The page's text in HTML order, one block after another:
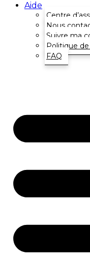
Aide
Centre
Nous
Suivre ma
Politique
FAQ